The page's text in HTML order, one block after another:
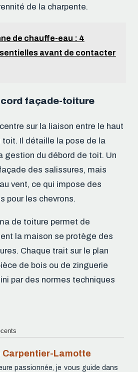
de la charpente.
de chauffe-eau : 4
avant de contacter
façade-toiture
sur la liaison entre le haut
toit. Il détaille la pose de la
gestion du débord de toit. Un
des salissures, mais
vent, ce qui impose des
pour les chevrons.
de toiture permet de
la maison se protège des
Chaque trait sur le plan
de bois ou de zinguerie
par des normes techniques
Carpentier-Lamotte
passionnée, je vous guide dans